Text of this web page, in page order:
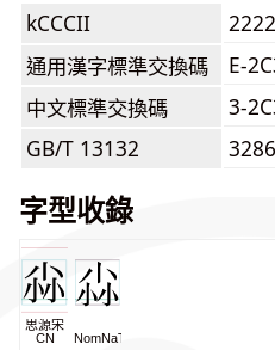
kCCCII
通用漢字標準交換碼
E-
中文標準交換碼
3-
GB/T 13132
3286
字型收錄
思源宋
CN
NomNaTong